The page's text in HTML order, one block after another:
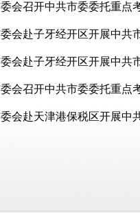
会召开中共市委委托重点
会赴子牙经开区开展中共
会赴子牙经开区开展中共
会召开中共市委委托重点
会赴天津港保税区开展中